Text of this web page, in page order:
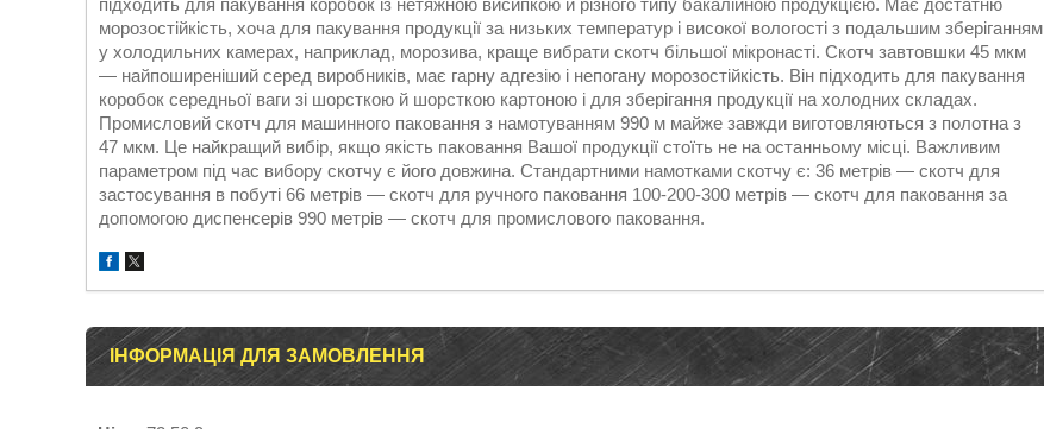
підходить для пакування коробок із нетяжною висипкою й різного типу бакалійною продукцією. Має достатню
морозостійкість, хоча для пакування продукції за низьких температур і високої вологості з подальшим зберіганням
у холодильних камерах, наприклад, морозива, краще вибрати скотч більшої мікронасті. Скотч завтовшки 45 мкм
— найпоширеніший серед виробників, має гарну адгезію і непогану морозостійкість. Він підходить для пакування
коробок середньої ваги зі шорсткою й шорсткою картоною і для зберігання продукції на холодних складах.
Промисловий скотч для машинного паковання з намотуванням 990 м майже завжди виготовляються з полотна з
47 мкм. Це найкращий вибір, якщо якість паковання Вашої продукції стоїть не на останньому місці. Важливим
параметром під час вибору скотчу є його довжина. Стандартними намотками скотчу є: 36 метрів — скотч для
застосування в побуті 66 метрів — скотч для ручного паковання 100-200-300 метрів — скотч для паковання за
допомогою диспенсерів 990 метрів — скотч для промислового паковання.
ІНФОРМАЦІЯ ДЛЯ ЗАМОВЛЕННЯ